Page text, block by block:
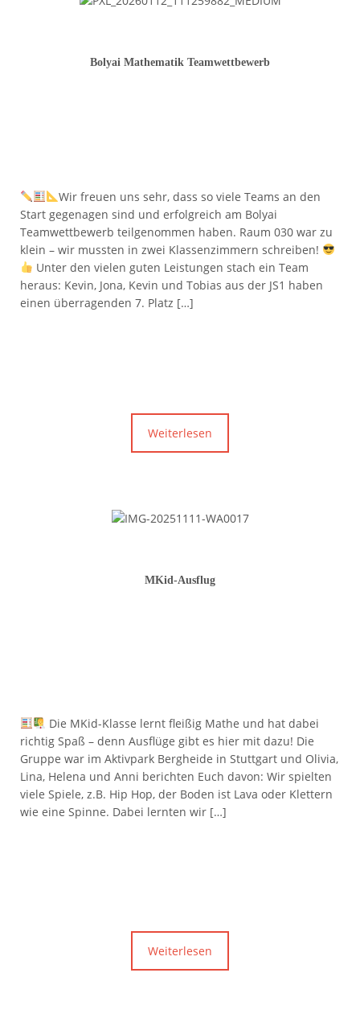
Bolyai Mathematik Teamwettbewerb
Wir freuen uns sehr, dass so viele Teams an den
Start gegenagen sind und erfolgreich am Bolyai
Teamwettbewerb teilgenommen haben. Raum 030 war zu
klein – wir mussten in zwei Klassenzimmern schreiben!
Unter den vielen guten Leistungen stach ein Team
heraus: Kevin, Jona, Kevin und Tobias aus der JS1 haben
einen überragenden 7. Platz […]
Weiterlesen
MKid-Ausflug
Die MKid-Klasse lernt fleißig Mathe und hat dabei
richtig Spaß – denn Ausflüge gibt es hier mit dazu! Die
Gruppe war im Aktivpark Bergheide in Stuttgart und Olivia,
Lina, Helena und Anni berichten Euch davon: Wir spielten
viele Spiele, z.B. Hip Hop, der Boden ist Lava oder Klettern
wie eine Spinne. Dabei lernten wir […]
Weiterlesen